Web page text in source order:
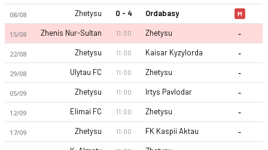
08/08 Zhetysu 0 - 4 Ordabasy M
15/08 Zhenis Nur-Sultan 11:00 Zhetysu -
22/08 Zhetysu 11:00 Kaisar Kyzylorda -
29/08 Ulytau FC 11:00 Zhetysu -
05/09 Zhetysu 11:00 Irtys Pavlodar -
12/09 Elimai FC 11:00 Zhetysu -
17/09 Zhetysu 11:00 FK Kaspii Aktau -